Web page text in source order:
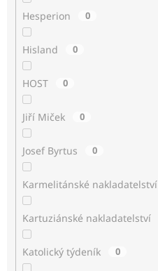
Hesperion 0
Hisland 0
HOST 0
Jiří Miček 0
Josef Byrtus 0
Karmelitánské nakladatelství
Kartuziánské nakladatelství
Katolický týdeník 0